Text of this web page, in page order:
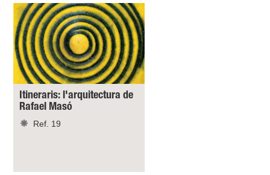
Itineraris: l'arquitectura de
Rafael Masó
Ref. 19